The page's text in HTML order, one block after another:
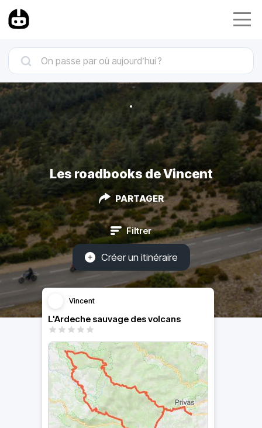
Les roadbooks de Vincent
PARTAGER
Filtrer
Créer un itinéraire
Vincent
L'Ardeche sauvage des volcans